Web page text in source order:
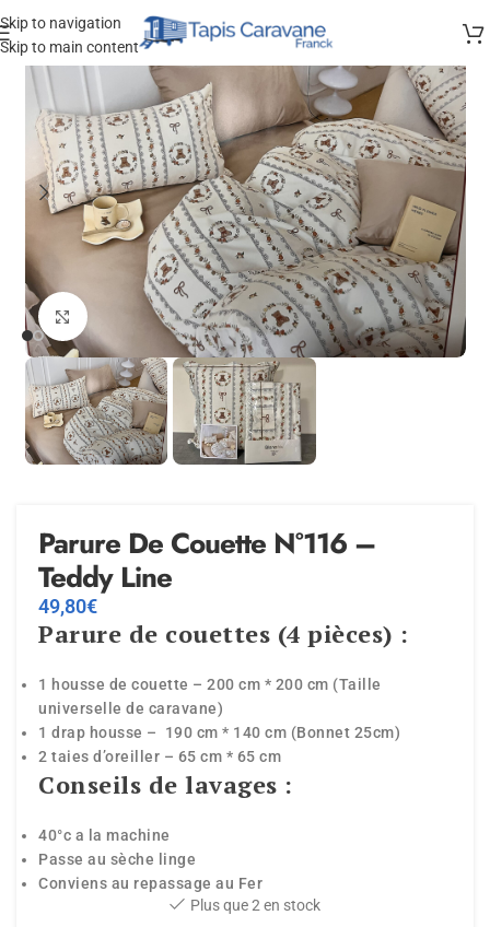
Skip to navigation
Skip to main content
Agrandir
Parure De Couette N°116 –
Teddy Line
49,80€
Parure de couettes (4 pièces) :
1 housse de couette – 200 cm * 200 cm (Taille
universelle de caravane)
1 drap housse – 190 cm * 140 cm (Bonnet 25cm)
2 taies d’oreiller – 65 cm * 65 cm
Conseils de lavages :
40°c a la machine
Passe au sèche linge
Conviens au repassage au Fer
Plus que 2 en stock